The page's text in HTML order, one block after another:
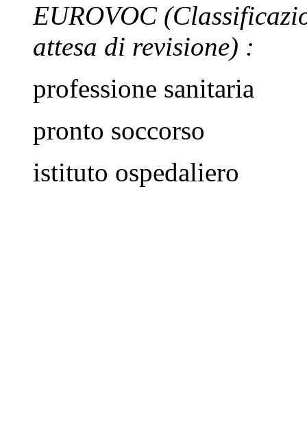
EUROVOC
attesa di revisione) :
professione sanitaria
pronto soccorso
istituto ospedaliero